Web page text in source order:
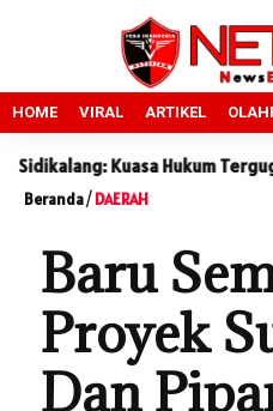
HOME VIRAL ARTIKEL
Hukum Tergugat Sebut
Beranda/DAERAH
Baru
Proyek
Dan